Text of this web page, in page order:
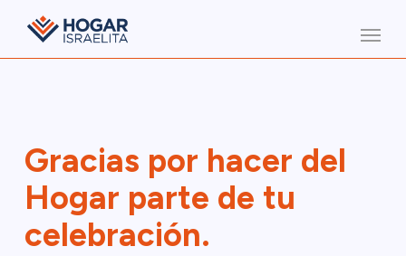
main
Menu
Gracias por hacer del
Hogar parte de tu
celebración.